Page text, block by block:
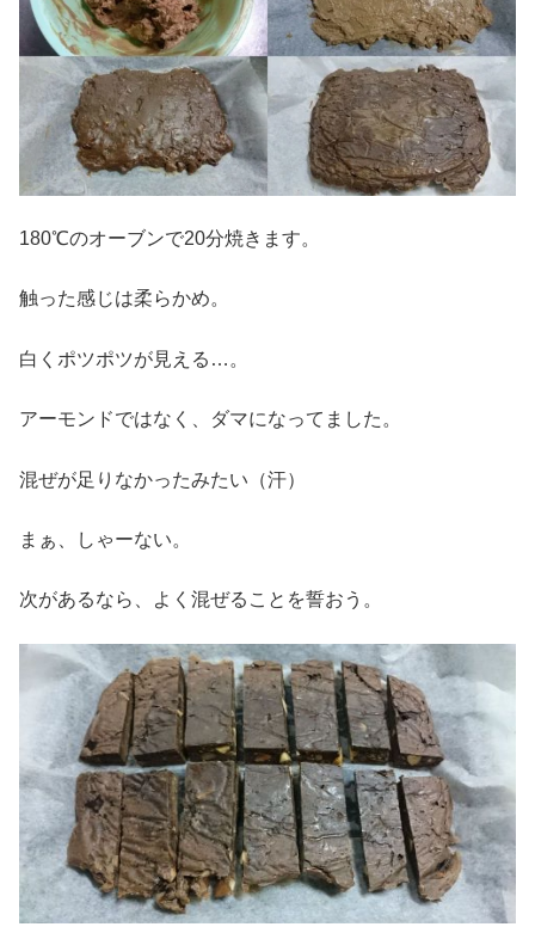
180℃のオーブンで20分焼きます。
触った感じは柔らかめ。
白くポツポツが見える…。
アーモンドではなく、ダマになってました。
混ぜが足りなかったみたい（汗）
まぁ、しゃーない。
次があるなら、よく混ぜることを誓おう。